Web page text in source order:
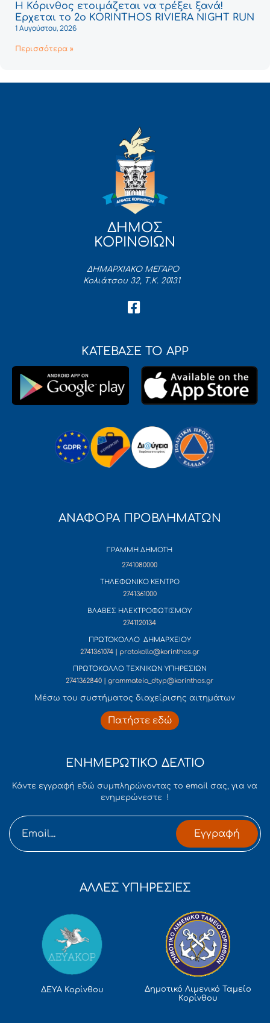
Η Κόρινθος ετοιμάζεται να τρέξει ξανά!
Έρχεται το 2ο KORINTHOS RIVIERA NIGHT RUN
1 Αυγούστου, 2026
Περισσότερα »
ΔΗΜΟΣ
ΚΟΡΙΝΘΙΩΝ
ΔΗΜΑΡΧΙΑΚΟ ΜΕΓΑΡΟ
Κολιάτσου 32, Τ.Κ. 20131
ΚΑΤΕΒΑΣΕ ΤΟ APP
ΑΝΑΦΟΡΑ ΠΡΟΒΛΗΜΑΤΩΝ
ΓΡΑΜΜΗ ΔΗΜΟΤΗ
2741080000
ΤΗΛΕΦΩΝΙΚΟ ΚΕΝΤΡΟ
2741361000
ΒΛΑΒΕΣ ΗΛΕΚΤΡΟΦΩΤΙΣΜΟΥ
2741120134
ΠΡΩΤΟΚΟΛΛΟ ΔΗΜΑΡΧΕΙΟΥ
2741361074 | protokollo@korinthos.gr
ΠΡΩΤΟΚΟΛΛΟ ΤΕΧΝΙΚΩΝ ΥΠΗΡΕΣΙΩΝ
2741362840 | grammateia_dtyp@korinthos.gr
Mέσω του συστήματος διαχείρισης αιτημάτων
Πατήστε εδώ
ΕΝΗΜΕΡΩΤΙΚΟ ΔΕΛΤΙΟ
Κάντε εγγραφή εδώ συμπληρώνοντας το email σας, για να
ενημερώνεστε !
Εγγραφή
ΑΛΛΕΣ ΥΠΗΡΕΣΙΕΣ
ΔΕΥΑ Κορίνθου
Δημοτικό Λιμενικό Ταμείο
Κορίνθου